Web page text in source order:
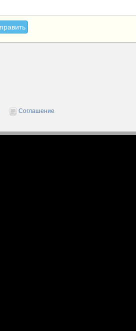
Соглашение